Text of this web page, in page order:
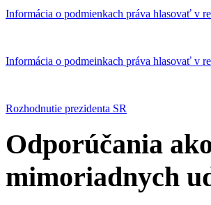
Informácia o podmienkach práva hlasovať v
Informácia o podmeinkach práva hlasovať v
Rozhodnutie prezidenta SR
Odporúčania
mimoriadnych